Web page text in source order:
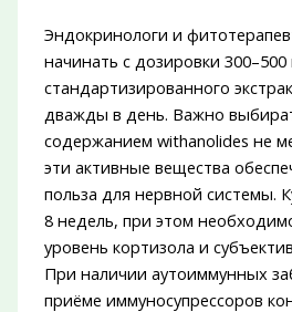
Эндокринологи и
начинать с дозировки 300–500
стандартизированного
дважды в день. Важно
содержанием withanolides не
эти активные вещества
польза для нервной системы.
8 недель, при этом
уровень кортизола и
При наличии аутоиммунных
приёме иммуносупрессоров